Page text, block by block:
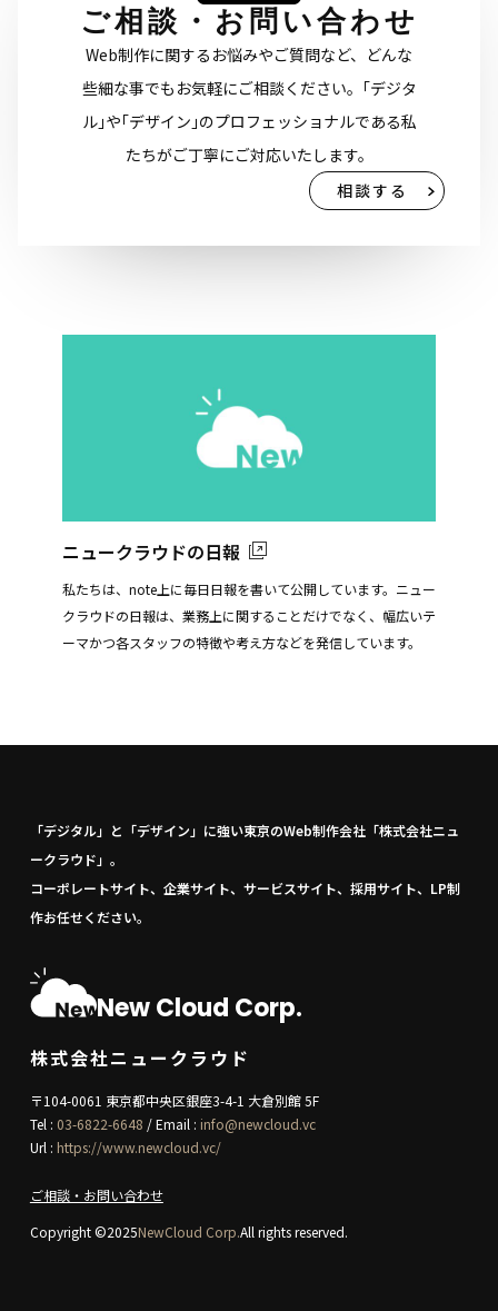
ご相談・お問い合わせ
Web制作に関するお悩みやご質問など、どんな
些細な事でもお気軽にご相談ください。｢デジタ
ル｣や｢デザイン｣のプロフェッショナルである私
たちがご丁寧にご対応いたします。
相談する
ニュークラウドの日報
私たちは、note上に毎日日報を書いて公開しています。ニュー
クラウドの日報は、業務上に関することだけでなく、幅広いテ
ーマかつ各スタッフの特徴や考え方などを発信しています。
「デジタル」と「デザイン」に強い東京のWeb制作会社「株式会社ニュ
ークラウド」。
コーポレートサイト、企業サイト、サービスサイト、採用サイト、LP制
作お任せください。
New Cloud Corp.
株式会社ニュークラウド
〒104-0061 東京都中央区銀座3-4-1 大倉別館 5F
Tel : 03-6822-6648 / Email : info@newcloud.vc
Url : https://www.newcloud.vc/
ご相談・お問い合わせ
Copyright ©2025NewCloud Corp.All rights reserved.